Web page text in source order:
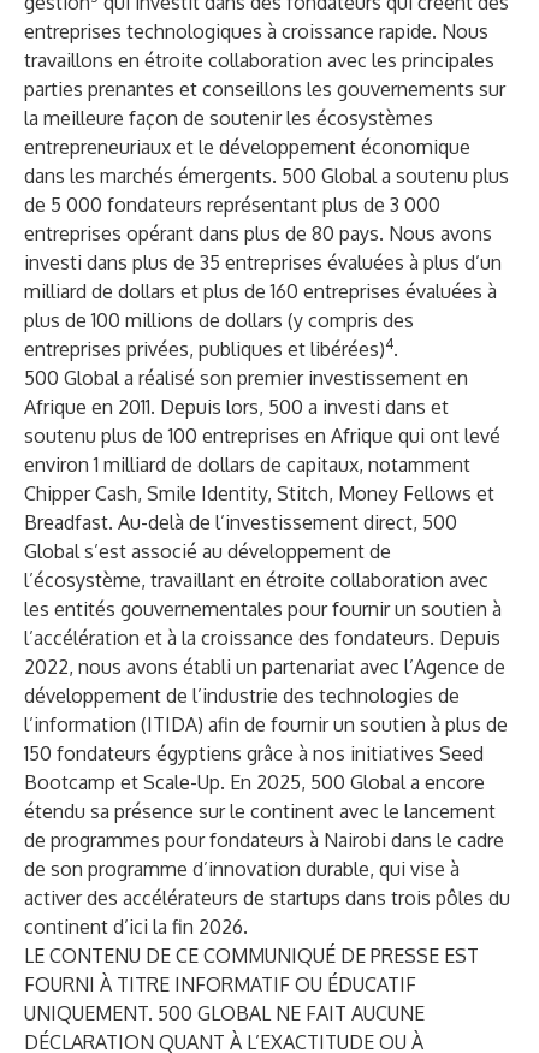
entreprises technologiques à croissance rapide. Nous
travaillons en étroite collaboration avec les principales
parties prenantes et conseillons les gouvernements sur
la meilleure façon de soutenir les écosystèmes
entrepreneuriaux et le développement économique
dans les marchés émergents. 500 Global a soutenu plus
de 5 000 fondateurs représentant plus de 3 000
entreprises opérant dans plus de 80 pays. Nous avons
investi dans plus de 35 entreprises évaluées à plus d’un
milliard de dollars et plus de 160 entreprises évaluées à
plus de 100 millions de dollars (y compris des
entreprises privées, publiques et libérées)4.
500 Global a réalisé son premier investissement en
Afrique en 2011. Depuis lors, 500 a investi dans et
soutenu plus de 100 entreprises en Afrique qui ont levé
environ 1 milliard de dollars de capitaux, notamment
Chipper Cash, Smile Identity, Stitch, Money Fellows et
Breadfast. Au-delà de l’investissement direct, 500
Global s’est associé au développement de
l’écosystème, travaillant en étroite collaboration avec
les entités gouvernementales pour fournir un soutien à
l’accélération et à la croissance des fondateurs. Depuis
2022, nous avons établi un partenariat avec l’Agence de
développement de l’industrie des technologies de
l’information (ITIDA) afin de fournir un soutien à plus de
150 fondateurs égyptiens grâce à nos initiatives Seed
Bootcamp et Scale-Up. En 2025, 500 Global a encore
étendu sa présence sur le continent avec le lancement
de programmes pour fondateurs à Nairobi dans le cadre
de son programme d’innovation durable, qui vise à
activer des accélérateurs de startups dans trois pôles du
continent d’ici la fin 2026.
LE CONTENU DE CE COMMUNIQUÉ DE PRESSE EST
FOURNI À TITRE INFORMATIF OU ÉDUCATIF
UNIQUEMENT. 500 GLOBAL NE FAIT AUCUNE
DÉCLARATION QUANT À L’EXACTITUDE OU À